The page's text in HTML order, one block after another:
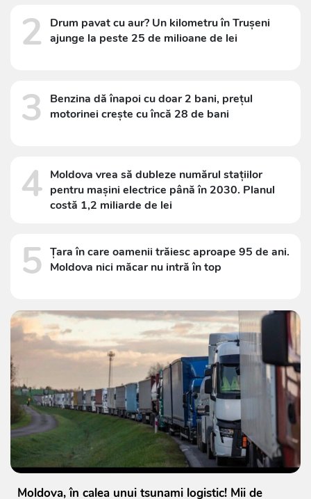
2
Drum pavat cu aur? Un kilometru în Trușeni
ajunge la peste 25 de milioane de lei
3
Benzina dă înapoi cu doar 2 bani, prețul
motorinei crește cu încă 28 de bani
4 Moldova vrea să dubleze numărul stațiilor
pentru mașini electrice până în 2030. Planul
costă 1,2 miliarde de lei
5 Țara în care oamenii trăiesc aproape 95 de ani.
Moldova nici măcar nu intră în top
Moldova, în calea unui tsunami logistic! Mii de